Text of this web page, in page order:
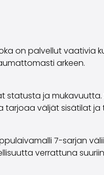
on palvellut vaativia
arkeen.
statusta ja
väljät sisätilat
7-sarjan
verrattuna suuriin